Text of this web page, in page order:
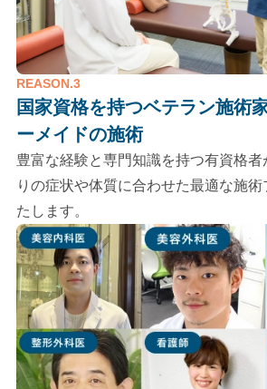
REASON.3
国家資格を持つベテラン施術
ーメイドの施術
豊富な経験と専門知識を持つ有資格者
りの症状や体質に合わせた最適な施
たします。